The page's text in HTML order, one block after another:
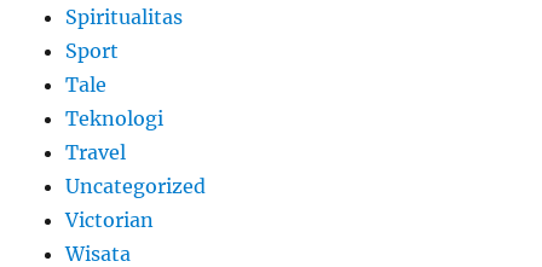
Spiritualitas
Sport
Tale
Teknologi
Travel
Uncategorized
Victorian
Wisata